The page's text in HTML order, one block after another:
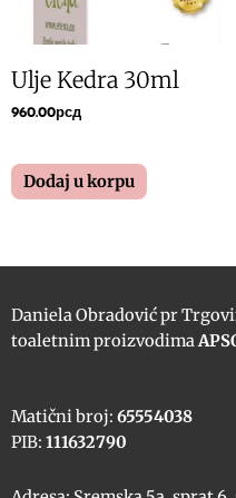
Ulje Kedra 30ml
960.00рсд
Dodaj u korpu
Daniela Obradović pr
toaletnim proizvodima
Matični broj: 65554038
PIB: 111632790